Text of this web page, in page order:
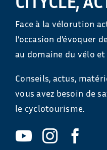
Face à la vélorution
l’occasion d’évoquer
au domaine du vélo
Conseils, actus,
vous avez besoin de
le cyclotourisme.